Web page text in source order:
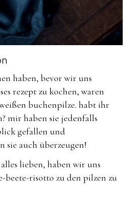
haben, bevor wir uns
rezept zu kochen, waren
buchenpilze. habt ihr
mir haben sie jedenfalls
gefallen und
sie auch überzeugen!
lieben, haben wir uns
beete-risotto zu den pilzen zu